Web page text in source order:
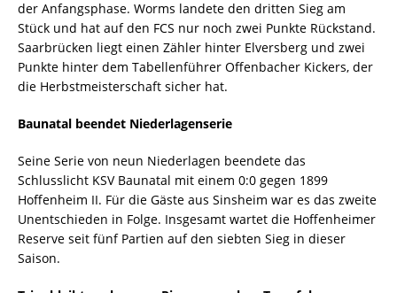
der Anfangsphase. Worms landete den dritten Sieg am
Stück und hat auf den FCS nur noch zwei Punkte Rückstand.
Saarbrücken liegt einen Zähler hinter Elversberg und zwei
Punkte hinter dem Tabellenführer Offenbacher Kickers, der
die Herbstmeisterschaft sicher hat.
Baunatal beendet Niederlagenserie
Seine Serie von neun Niederlagen beendete das
Schlusslicht KSV Baunatal mit einem 0:0 gegen 1899
Hoffenheim II. Für die Gäste aus Sinsheim war es das zweite
Unentschieden in Folge. Insgesamt wartet die Hoffenheimer
Reserve seit fünf Partien auf den siebten Sieg in dieser
Saison.